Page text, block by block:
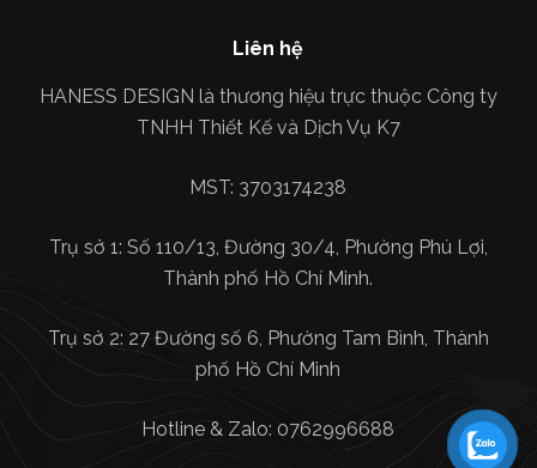
Liên hệ
HANESS DESIGN là thương hiệu trực thuộc Công ty
TNHH Thiết Kế và Dịch Vụ K7
MST: 3703174238
Trụ sở 1: Số 110/13, Đường 30/4, Phường Phú Lợi,
Thành phố Hồ Chí Minh.
Trụ sở 2: 27 Đường số 6, Phường Tam Bình, Thành
phố Hồ Chí Minh
Hotline & Zalo: 0762996688